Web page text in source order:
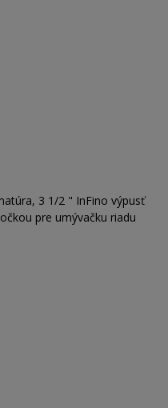
3 1/2 " InFino výpusť
pre umývačku riadu